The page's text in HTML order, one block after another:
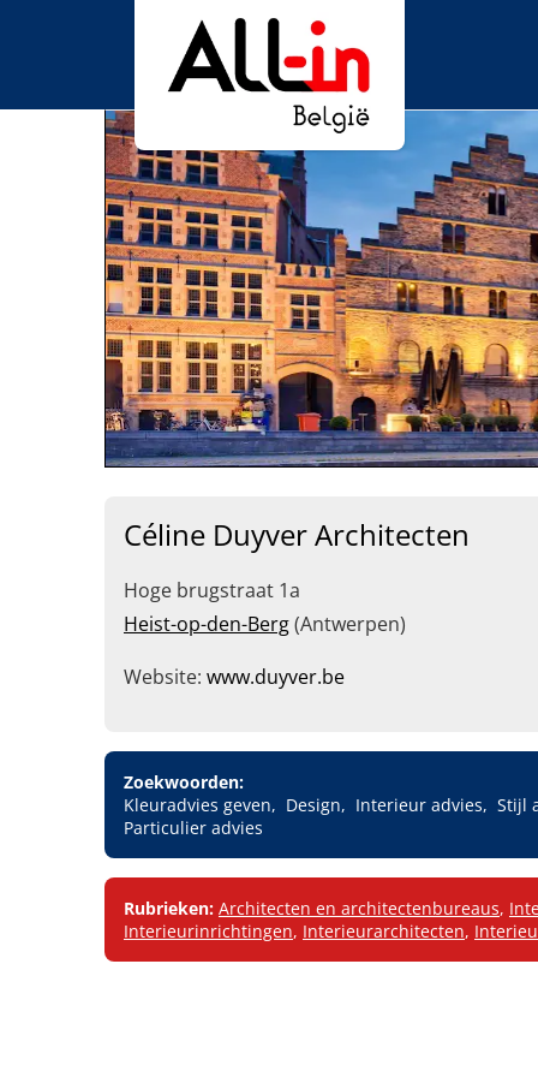
Céline Duyver Architecten
Hoge brugstraat 1a
Heist-op-den-Berg(Antwerpen)
Website: www.duyver.be
Zoekwoorden:
Kleuradvies geven
Design Interieur advies
Stijl
Particulier advies
Rubrieken: Architecten en architectenbureaus,
Interieurinrichtingen, Interieurarchitecten,